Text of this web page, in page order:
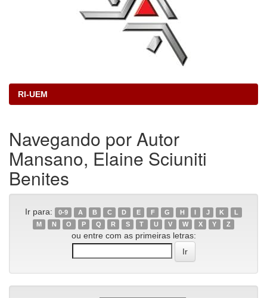
RI-UEM
Navegando por Autor
Mansano, Elaine Sciuniti
Benites
Ir para: 0-9 A B C D E F G H I J K
L
M
N O P Q R S T U V W X Y Z
ou entre com as primeiras letras: